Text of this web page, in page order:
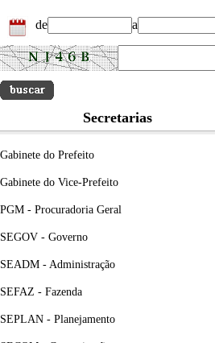
de a
Secretarias
Gabinete do Prefeito
Gabinete do Vice-Prefeito
PGM - Procuradoria Geral
SEGOV - Governo
SEADM - Administração
SEFAZ - Fazenda
SEPLAN - Planejamento